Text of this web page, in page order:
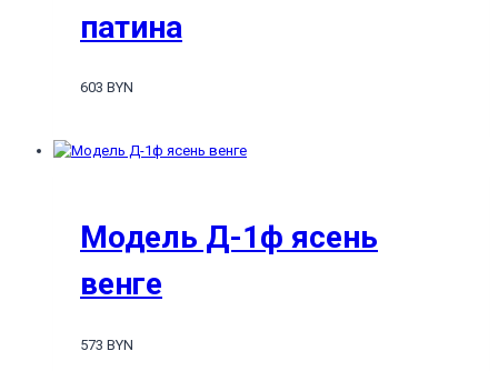
патина
603 BYN
Модель Д-1ф ясень
венге
573 BYN